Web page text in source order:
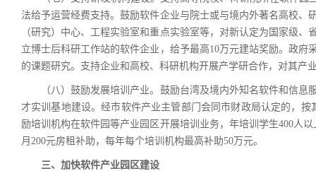
法给予运营经费支持。鼓励软件企业与院士或与境内外著名高校
（研究）中心、工程实验室和重点实验室等，对新认定为国家级
立博士后科研工作站的软件企业，给予最高10万元建站奖励。政
的课题研究。支持企业和高校、科研机构开展产学研合作，对其产
（八）鼓励发展培训产业。鼓励台湾及境内外知名软件和信息
才实训基地建设。经市软件产业主管部门会同市财政局认定的，
励培训机构在软件园等产业园区开展培训业务，年培训学生400人
月200元房租补助，每年每个培训机构最高补助50万元。
三、加快软件产业园区建设